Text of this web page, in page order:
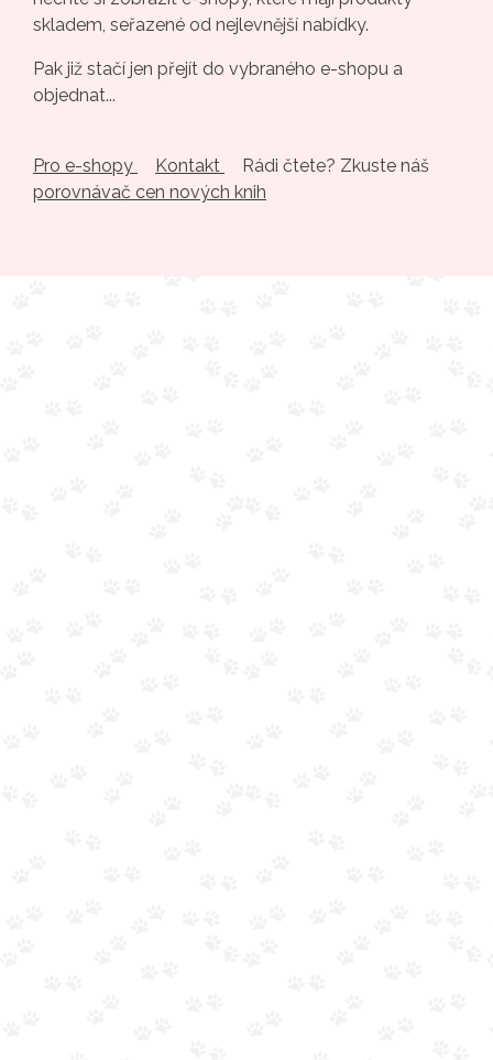
skladem, seřazené od nejlevnější nabídky.
Pak již stačí jen přejít do vybraného e-shopu a
objednat...
Pro e-shopy Kontakt
Rádi čtete? Zkuste náš
porovnávač cen nových knih